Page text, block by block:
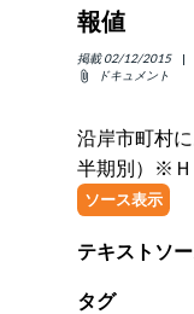
報値
掲載 02/12/2015
attach_file
ドキュメント
沿岸市町村
半期別）※Ｈ
ソース表示
テキストソ
タグ